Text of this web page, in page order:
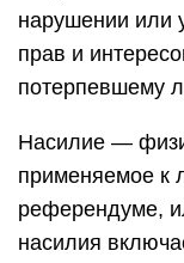
нарушении или
прав и
потерпевшему
Насилие —
применяемое к
референдуме,
насилия